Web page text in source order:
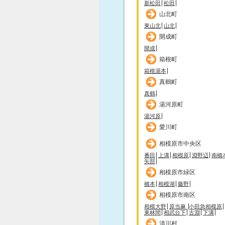
新松田 松田
山北町
東山北 山北
開成町
開成
箱根町
箱根湯本
真鶴町
真鶴
湯河原町
湯河原
愛川町
相模原市中央区
番田 上溝 相模原 淵野辺 南橋
矢部
相模原市緑区
橋本 相模湖 藤野
相模原市南区
相模大野 原当麻 小田急相模原
東林間 相武台下 古淵 下溝
清川村